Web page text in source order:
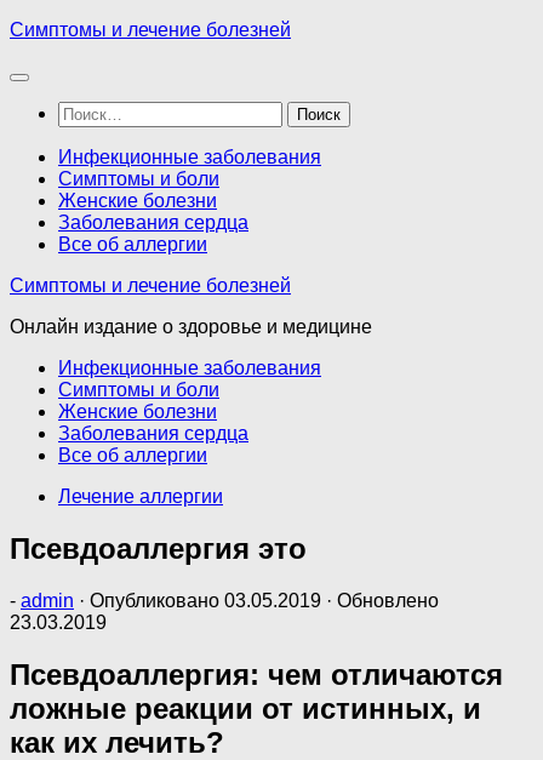
Перейти
содержимому
Симптомы и лечение болезней
Найти:
Инфекционные заболевания
Симптомы и боли
Женские болезни
Заболевания сердца
Все об аллергии
Симптомы и лечение болезней
Онлайн издание о здоровье и медицине
Инфекционные заболевания
Симптомы и боли
Женские болезни
Заболевания сердца
Все об аллергии
Лечение аллергии
Псевдоаллергия это
- admin · Опубликовано 03.05.2019 · Обновлено
23.03.2019
Псевдоаллергия: чем отличаются
ложные реакции от истинных, и
как их лечить?